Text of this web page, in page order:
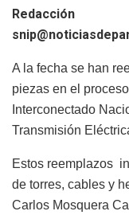
Redacción
A la fecha se han
piezas en el
Interconectado
Transmisión
Estos reemplazos
de torres, cables y
Carlos Mosquera